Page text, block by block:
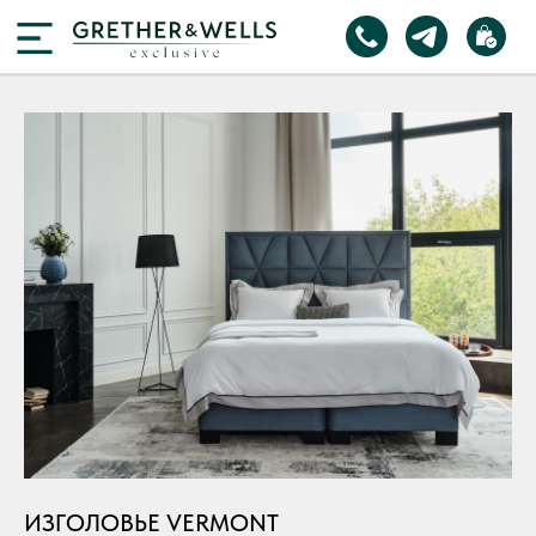
ИЗГОЛОВЬЕ VERMONT